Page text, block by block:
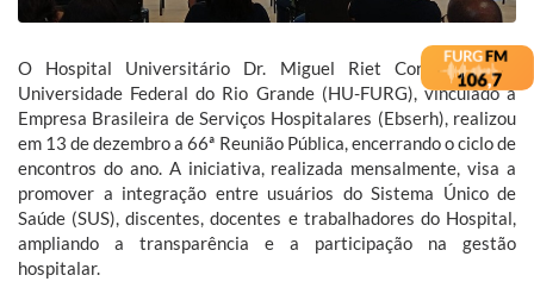
O Hospital Universitário Dr. Miguel Riet Corrêa Jr., da
Universidade Federal do Rio Grande (HU-FURG), vinculado à
Empresa Brasileira de Serviços Hospitalares (Ebserh), realizou
em 13 de dezembro a 66ª Reunião Pública, encerrando o ciclo de
encontros do ano. A iniciativa, realizada mensalmente, visa a
promover a integração entre usuários do Sistema Único de
Saúde (SUS), discentes, docentes e trabalhadores do Hospital,
ampliando a transparência e a participação na gestão
hospitalar.